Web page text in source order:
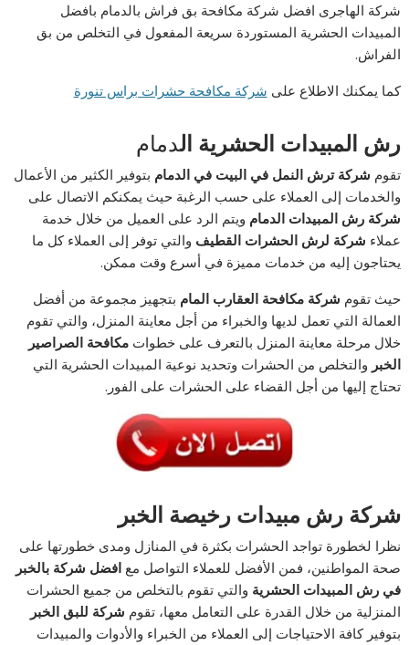
شركة الهاجرى افضل شركة مكافحة بق فراش بالدمام بافضل
المبيدات الحشرية المستوردة سريعة المفعول في التخلص من بق
الفراش.
كما يمكنك الاطلاع على شركة مكافحة حشرات براس تنورة
رش المبيدات الحشرية الدمام
تقوم شركة ترش النمل في البيت في الدمام بتوفير الكثير من الأعمال
والخدمات إلى العملاء على حسب الرغبة حيث يمكنكم الاتصال على
شركة رش المبيدات الدمام ويتم الرد على العميل من خلال خدمة
عملاء شركة لرش الحشرات القطيف والتي توفر إلى العملاء كل ما
يحتاجون إليه من خدمات مميزة في أسرع وقت ممكن.
حيث تقوم شركة مكافحة العقارب المام بتجهيز مجموعة من أفضل
العمالة التي تعمل لديها والخبراء من أجل معاينة المنزل، والتي تقوم
خلال مرحلة معاينة المنزل بالتعرف على خطواتمكافحة الصراصير
الخبر والتخلص من الحشرات وتحديد نوعية المبيدات الحشرية التي
تحتاج إليها من أجل القضاء على الحشرات على الفور.
شركة رش مبيدات رخيصة الخبر
نظرا لخطورة تواجد الحشرات بكثرة في المنازل ومدى خطورتها على
صحة المواطنين، فمن الأفضل للعملاء التواصل معافضل شركة بالخبر
في رش المبيدات الحشرية والتي تقوم بالتخلص من جميع الحشرات
المنزلية من خلال القدرة على التعامل معها، تقوم شركة للبق الخبر
بتوفير كافة الاحتياجات إلى العملاء من الخبراء والأدوات والمبيدات